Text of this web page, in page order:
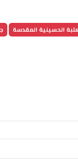
الحسينية المقدسة